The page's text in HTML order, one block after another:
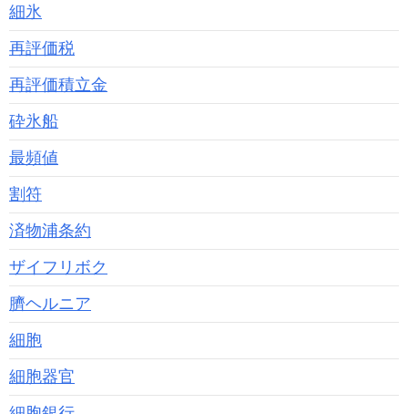
細氷
再評価税
再評価積立金
砕氷船
最頻値
割符
済物浦条約
ザイフリボク
臍ヘルニア
細胞
細胞器官